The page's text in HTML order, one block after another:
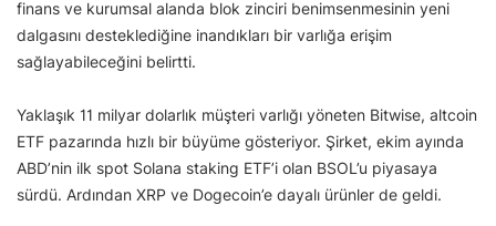
finans ve kurumsal alanda blok zinciri benimsenmesinin yeni
dalgasını desteklediğine inandıkları bir varlığa erişim
sağlayabileceğini belirtti.
Yaklaşık 11 milyar dolarlık müşteri varlığı yöneten Bitwise, altcoin
ETF pazarında hızlı bir büyüme gösteriyor. Şirket, ekim ayında
ABD’nin ilk spot Solana staking ETF’i olan BSOL’u piyasaya
sürdü. Ardından XRP ve Dogecoin’e dayalı ürünler de geldi.